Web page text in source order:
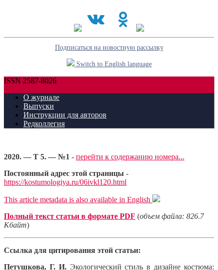
Подписаться на новостную рассылку
Switch to English language
ISSN 2587-8026
О журнале
Выпуски
Инструкции для авторов
Редколлегия
2020. — Т 5. — №1 - перейти к содержанию номера...
Постоянный адрес этой страницы -
https://kostumologiya.ru/06ivkl120.html
This article metadata is also available in English
Полный текст статьи в формате PDF (объем файла: 826.7
Кбайт)
Ссылка для цитирования этой статьи:
Петушкова, Г. И.Экологический стиль в дизайне костюма: